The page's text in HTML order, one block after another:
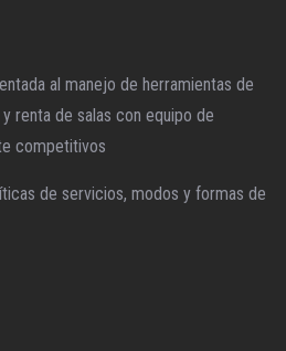
al manejo de herramientas de
renta de salas con equipo de
competitivos
de servicios, modos y formas de